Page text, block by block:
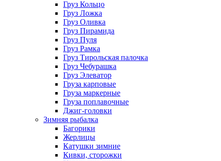
Груз Кольцо
Груз Ложка
Груз Оливка
Груз Пирамида
Груз Пуля
Груз Рамка
Груз Тирольская палочка
Груз Чебурашка
Груз Элеватор
Груза карповые
Груза маркерные
Груза поплавочные
Джиг-головки
Зимняя рыбалка
Багорики
Жерлицы
Катушки зимние
Кивки, сторожки